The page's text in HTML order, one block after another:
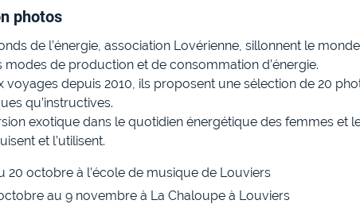
photos
de l’énergie, association Lovérienne, sillonnent le
modes de production et de consommation d’énergie.
voyages depuis 2010, ils proposent une sélection de 20
qu’instructives.
exotique dans le quotidien énergétique des femmes et
et l’utilisent.
20 octobre à l’école de musique de Louviers
au 9 novembre à La Chaloupe à Louviers